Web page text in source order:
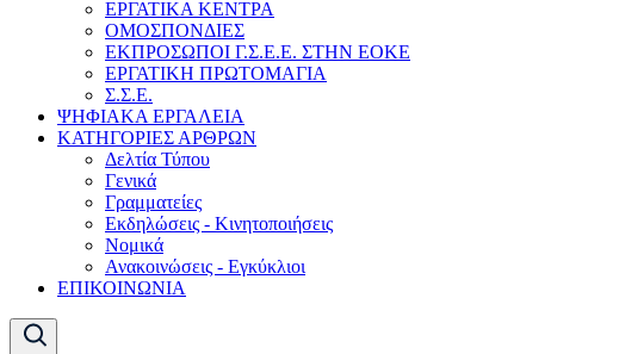
ΕΡΓΑΤΙΚΑ ΚΕΝΤΡΑ
ΟΜΟΣΠΟΝΔΙΕΣ
ΕΚΠΡΟΣΩΠΟΙ Γ.Σ.Ε.Ε. ΣΤΗΝ ΕΟΚΕ
ΕΡΓΑΤΙΚΗ ΠΡΩΤΟΜΑΓΙΑ
Σ.Σ.Ε.
ΨΗΦΙΑΚΑ ΕΡΓΑΛΕΙΑ
ΚΑΤΗΓΟΡΙΕΣ ΑΡΘΡΩΝ
Δελτία Τύπου
Γενικά
Γραμματείες
Εκδηλώσεις - Κινητοποιήσεις
Νομικά
Ανακοινώσεις - Εγκύκλιοι
ΕΠΙΚΟΙΝΩΝΙΑ